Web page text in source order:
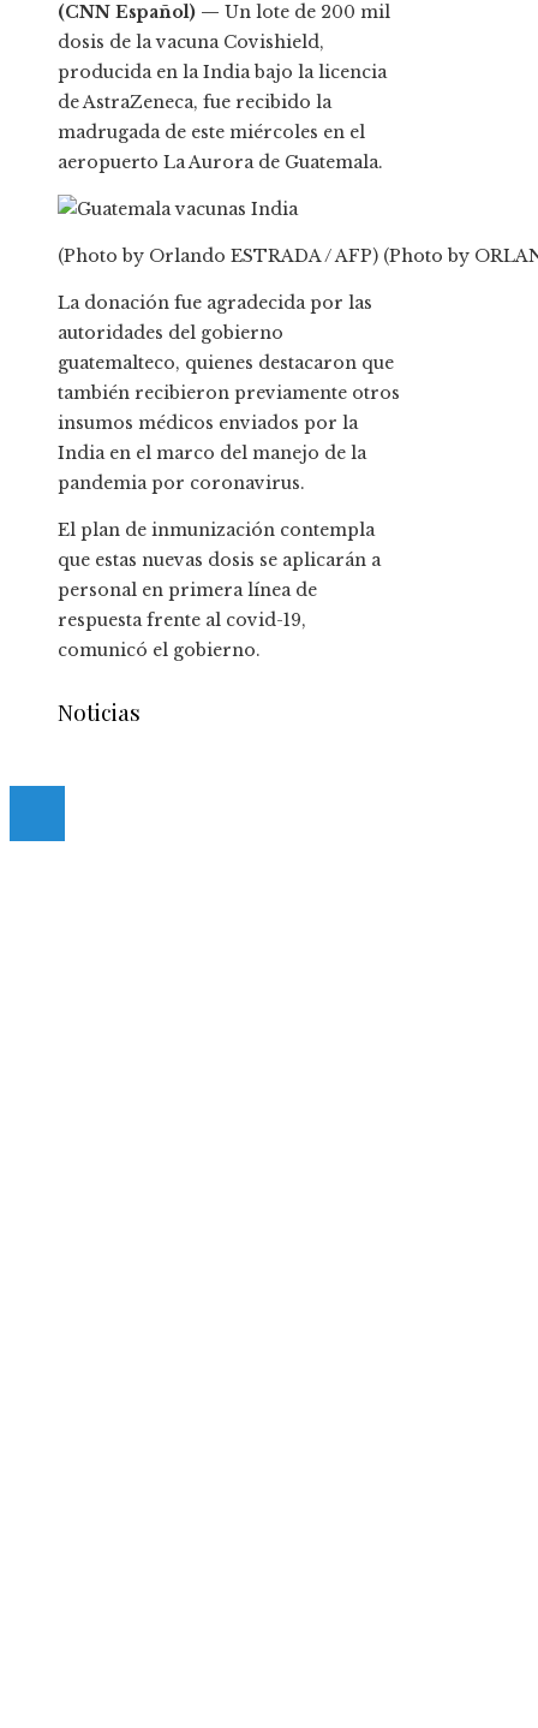
(CNN Español) — Un lote de 200 mil
dosis de la vacuna Covishield,
producida en la India bajo la licencia
de AstraZeneca, fue recibido la
madrugada de este miércoles en el
aeropuerto La Aurora de Guatemala.
(Photo by Orlando ESTRADA / AFP) (Photo by
La donación fue agradecida por las
autoridades del gobierno
guatemalteco, quienes destacaron que
también recibieron previamente otros
insumos médicos enviados por la
India en el marco del manejo de la
pandemia por coronavirus.
El plan de inmunización contempla
que estas nuevas dosis se aplicarán a
personal en primera línea de
respuesta frente al covid-19,
comunicó el gobierno.
Noticias